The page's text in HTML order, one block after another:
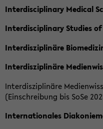
Interdisciplinary Medical
Interdisciplinary Studies of
Interdisziplinäre
Interdisziplinäre
Interdisziplinäre
(Einschreibung bis SoSe
Internationales